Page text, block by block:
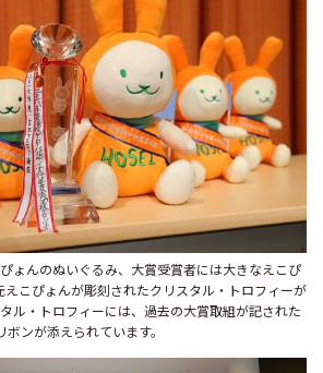
ょんのぬいぐるみ、大賞受賞者には大きなえこぴ
えこぴょんが彫刻されたクリスタル・トロフィーが
ル・トロフィーには、過去の大賞取組が記された
ボンが添えられています。